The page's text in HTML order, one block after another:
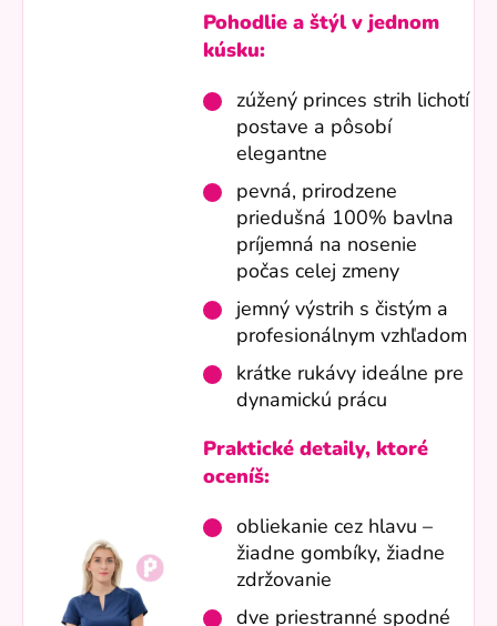
Pohodlie a štýl v jednom
kúsku:
zúžený princes strih lichotí
postave a pôsobí
elegantne
pevná, prirodzene
priedušná 100% bavlna
príjemná na nosenie
počas celej zmeny
jemný výstrih s čistým a
profesionálnym vzhľadom
krátke rukávy ideálne pre
dynamickú prácu
Praktické detaily, ktoré
oceníš:
obliekanie cez hlavu –
žiadne gombíky, žiadne
zdržovanie
dve priestranné spodné